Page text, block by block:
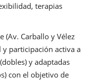
terapias
(Av. Carballo y Vélez
y participación activa a
y adaptadas
con el objetivo de